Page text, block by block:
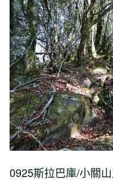
0925斯拉巴庫/小關